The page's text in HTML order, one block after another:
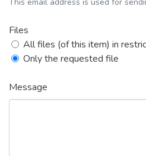
Files
All files (of this item) in
Only the requested file
Message